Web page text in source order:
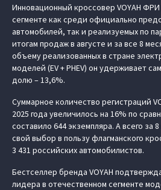
Инновационный кроссовер VOYAH ФРИ
сегменте как среди официально
автомобилей, так и реализуемых по
итогам продаж в августе и за все 8
объему реализованных в стране
моделей (EV + PHEV) он удерживает
долю – 13,6%.
Суммарное количество регистраций
2025 года увеличилось на 16% по
составило 644 экземпляра. А всего за
свой выбор в пользу флагманского
3 431 российских автомобилистов.
Бестселлер бренда VOYAH
лидера в отечественном сегменте